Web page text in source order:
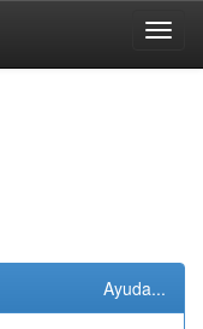
Ayuda...